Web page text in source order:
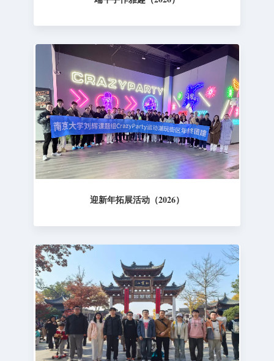
迎新年拓展活动（2026）